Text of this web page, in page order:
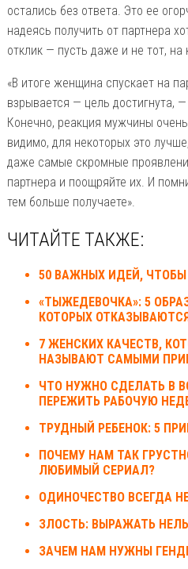
остались без ответа. Это ее
надеясь получить от партнера
отклик — пусть даже и не тот,
«В итоге женщина спускает на
взрывается — цель достигнута,
Конечно, реакция мужчины
видимо, для некоторых это
даже самые скромные
партнера и поощряйте их. И
тем больше получаете».
ЧИТАЙТЕ ТАКЖЕ:
50 ВАЖНЫХ ИДЕЙ,
«ТЫЖЕДЕВОЧКА»: 5
КОТОРЫХ
7 ЖЕНСКИХ КАЧЕСТВ,
НАЗЫВАЮТ САМЫМИ
ЧТО НУЖНО СДЕЛАТЬ В
ПЕРЕЖИТЬ РАБОЧУЮ
ТРУДНЫЙ РЕБЕНОК: 5
ПОЧЕМУ НАМ ТАК
ЛЮБИМЫЙ СЕРИАЛ?
ОДИНОЧЕСТВО ВСЕГДА
ЗЛОСТЬ: ВЫРАЖАТЬ
ЗАЧЕМ НАМ НУЖНЫ